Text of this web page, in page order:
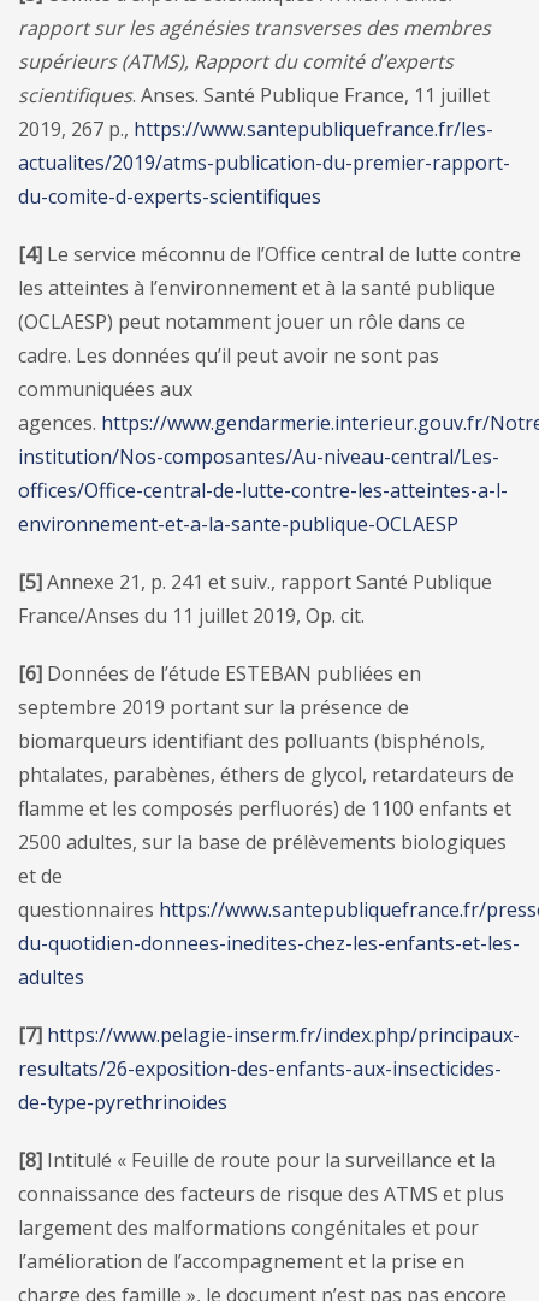
rapport sur les agénésies transverses des membres
supérieurs (ATMS), Rapport du comité d’experts
scientifiques. Anses. Santé Publique France, 11 juillet
2019, 267 p., https://www.santepubliquefrance.fr/les-
actualites/2019/atms-publication-du-premier-rapport-
du-comite-d-experts-scientifiques
[4] Le service méconnu de l’Office central de lutte contre
les atteintes à l’environnement et à la santé publique
(OCLAESP) peut notamment jouer un rôle dans ce
cadre. Les données qu’il peut avoir ne sont pas
communiquées aux
agences. https://www.gendarmerie.interieur.gouv.fr/
institution/Nos-composantes/Au-niveau-central/Les-
offices/Office-central-de-lutte-contre-les-atteintes-a-l-
environnement-et-a-la-sante-publique-OCLAESP
[5]Annexe 21, p. 241 et suiv., rapport Santé Publique
France/Anses du 11 juillet 2019, Op. cit.
[6] Données de l’étude ESTEBAN publiées en
septembre 2019 portant sur la présence de
biomarqueurs identifiant des polluants (bisphénols,
phtalates, parabènes, éthers de glycol, retardateurs de
flamme et les composés perfluorés) de 1100 enfants et
2500 adultes, sur la base de prélèvements biologiques
et de
questionnaires https://www.santepubliquefrance.fr/
du-quotidien-donnees-inedites-chez-les-enfants-et-les-
adultes
[7] https://www.pelagie-inserm.fr/index.php/principaux-
resultats/26-exposition-des-enfants-aux-insecticides-
de-type-pyrethrinoides
[8] Intitulé « Feuille de route pour la surveillance et la
connaissance des facteurs de risque des ATMS et plus
largement des malformations congénitales et pour
l’amélioration de l’accompagnement et la prise en
charge des famille », le document n’est pas pas encore